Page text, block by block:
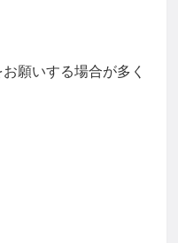
願いする場合が多く